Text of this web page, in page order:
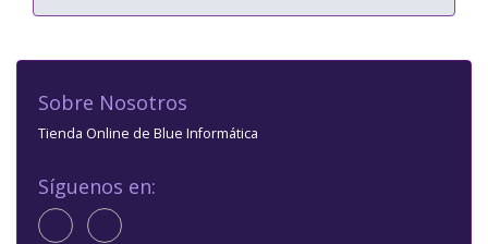
Sobre Nosotros
Tienda Online de Blue Informática
Síguenos en: